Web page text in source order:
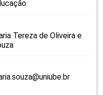
Tereza de Oliveira e